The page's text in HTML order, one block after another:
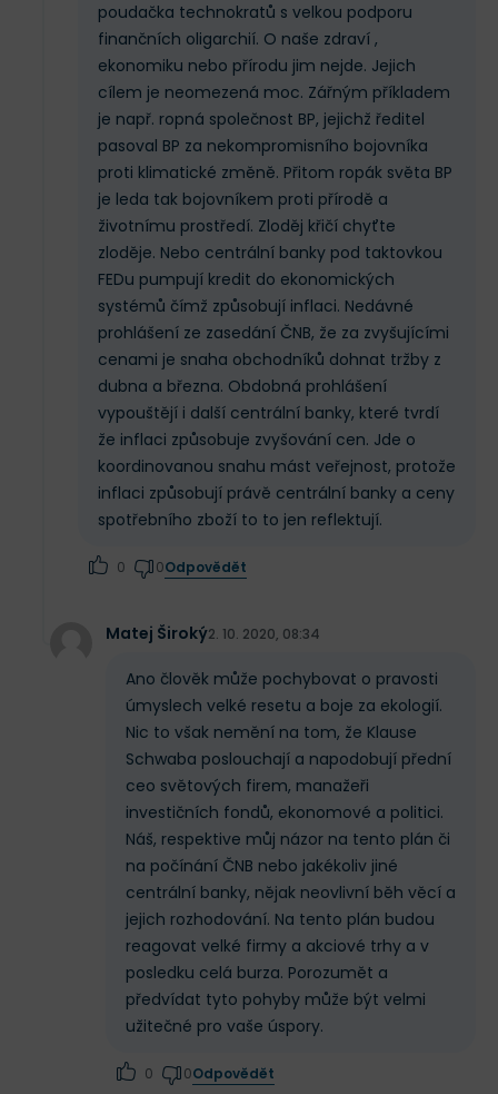
poudačka technokratů s velkou podporu
finančních oligarchií. O naše zdraví ,
ekonomiku nebo přírodu jim nejde. Jejich
cílem je neomezená moc. Zářným příkladem
je např. ropná společnost BP, jejichž ředitel
pasoval BP za nekompromisního bojovníka
proti klimatické změně. Přitom ropák světa BP
je leda tak bojovníkem proti přírodě a
životnímu prostředí. Zloděj křičí chyťte
zloděje. Nebo centrální banky pod taktovkou
FEDu pumpují kredit do ekonomických
systémů čímž způsobují inflaci. Nedávné
prohlášení ze zasedání ČNB, že za zvyšujícími
cenami je snaha obchodníků dohnat tržby z
dubna a března. Obdobná prohlášení
vypouštějí i další centrální banky, které tvrdí
že inflaci způsobuje zvyšování cen. Jde o
koordinovanou snahu mást veřejnost, protože
inflaci způsobují právě centrální banky a ceny
spotřebního zboží to to jen reflektují.
0 0Odpovědět
Matej Široký2. 10. 2020, 08:34
Ano člověk může pochybovat o pravosti
úmyslech velké resetu a boje za ekologií.
Nic to však nemění na tom, že Klause
Schwaba poslouchají a napodobují přední
ceo světových firem, manažeři
investičních fondů, ekonomové a politici.
Náš, respektive můj názor na tento plán či
na počínání ČNB nebo jakékoliv jiné
centrální banky, nějak neovlivní běh věcí a
jejich rozhodování. Na tento plán budou
reagovat velké firmy a akciové trhy a v
posledku celá burza. Porozumět a
předvídat tyto pohyby může být velmi
užitečné pro vaše úspory.
0 0Odpovědět